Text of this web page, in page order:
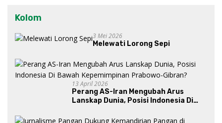
Kolom
3 Mei 2026
Melewati Lorong Sepi
13 April 2026
Perang AS-Iran Mengubah Arus
Lanskap Dunia, Posisi Indonesia Di
Gibran?